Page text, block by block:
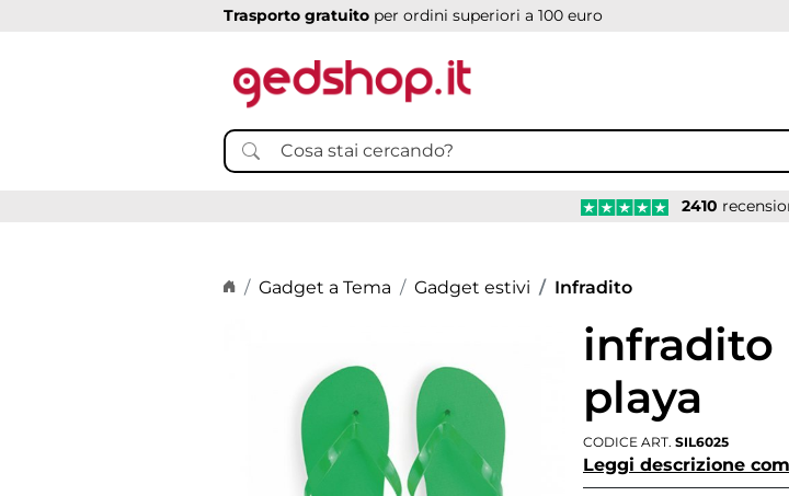
Trasporto gratuito per ordini superiori a 100 euro
2410
Home page
Gadget a Tema Gadget estivi Infradito
infradito
playa
CODICE ART. SIL6025
Leggi descrizione